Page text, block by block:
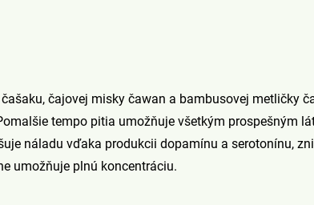
čajovej misky čawan a bambusovej metličky
tempo pitia umožňuje všetkým prospešným
náladu vďaka produkcii dopamínu a serotonínu,
umožňuje plnú koncentráciu.